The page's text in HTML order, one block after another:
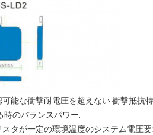
能な衝撃耐電圧を超えない.衝撃抵抗
時のバランスパワー.
タが一定の環境温度のシステム電圧